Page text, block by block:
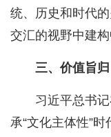
统、历史和时代
交汇的视野中建
三、价值旨归
习近平总书
承“文化主体性”